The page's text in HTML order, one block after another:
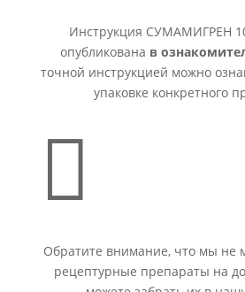
Инструкция СУМАМИГРЕН
опубликована в
точной инструкцией можно
упаковке конкретного

Обратите внимание, что мы не
рецептурные препараты на